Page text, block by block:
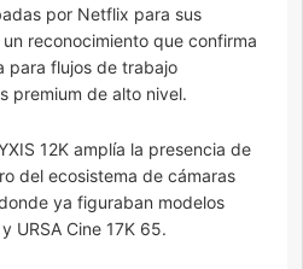
por Netflix para sus
reconocimiento que confirma
para flujos de trabajo
premium de alto nivel.
12K amplía la presencia de
del ecosistema de cámaras
ya figuraban modelos
URSA Cine 17K 65.